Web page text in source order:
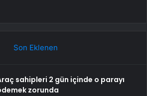
Son Eklenen
sahipleri 2 gün içinde o parayı
zorunda